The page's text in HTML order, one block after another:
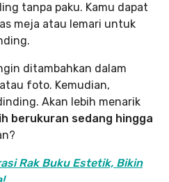
tanpa paku. Kamu dapat
meja atau lemari untuk
ditambahkan dalam
foto. Kemudian,
Akan lebih menarik
berukuran sedang hingga
Rak Buku Estetik, Bikin